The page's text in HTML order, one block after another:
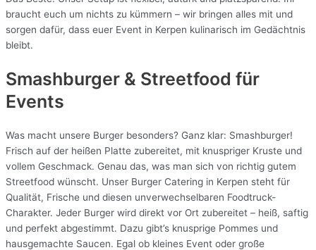
braucht euch um nichts zu kümmern – wir bringen alles mit und
sorgen dafür, dass euer Event in Kerpen kulinarisch im Gedächtnis
bleibt.
Smashburger & Streetfood für
Events
Was macht unsere Burger besonders? Ganz klar: Smashburger!
Frisch auf der heißen Platte zubereitet, mit knuspriger Kruste und
vollem Geschmack. Genau das, was man sich von richtig gutem
Streetfood wünscht. Unser Burger Catering in Kerpen steht für
Qualität, Frische und diesen unverwechselbaren Foodtruck-
Charakter. Jeder Burger wird direkt vor Ort zubereitet – heiß, saftig
und perfekt abgestimmt. Dazu gibt’s knusprige Pommes und
hausgemachte Saucen. Egal ob kleines Event oder große